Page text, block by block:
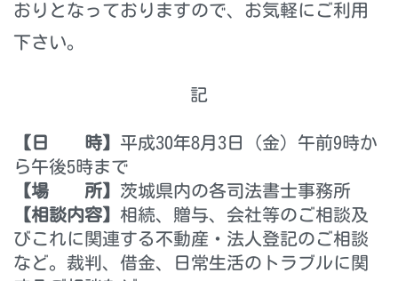
おりとなっておりますので、お気軽にご利用
下さい。
記
【日 時】 平成30年8月3日（金）午前9時か
ら午後5時まで
【場 所】 茨城県内の各司法書士事務所
【相談内容】 相続、贈与、会社等のご相談及
びこれに関連する不動産・法人登記のご相談
など。裁判、借金、日常生活のトラブルに関